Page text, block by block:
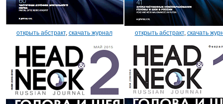
открыть абстракт, скачать журнал открыть абстракт, скачать